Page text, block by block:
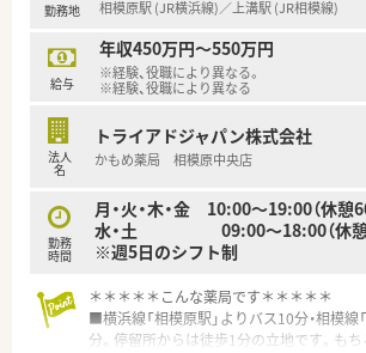
勤務地 相模原駅 (JR横浜線)／上溝駅 (JR相模線)
給与
年収450万円～550万円
※経験、役職により異なる。
※経験、役職により異なる
法人
名
トライアドジャパン株式会社
かもめ薬局 相模原中央店
勤務
時間
月・火・木・金 10:00～19:00（休憩
水・土 09:00～18:00（休憩
※週5日のシフト制
＊＊＊＊＊こんな薬局です＊＊＊＊＊
■横浜線「相模原駅」よりバス10分・相模線
分。停留所からは徒歩1分の立地です。も